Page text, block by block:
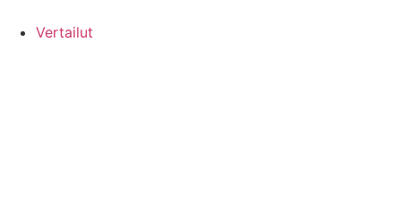
Vertailut